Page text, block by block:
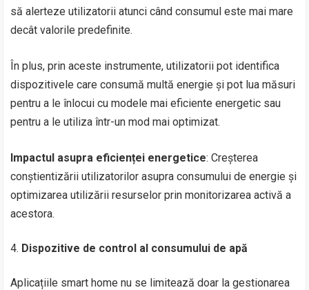
să alerteze utilizatorii atunci când consumul este mai mare
decât valorile predefinite.
În plus, prin aceste instrumente, utilizatorii pot identifica
dispozitivele care consumă multă energie și pot lua măsuri
pentru a le înlocui cu modele mai eficiente energetic sau
pentru a le utiliza într-un mod mai optimizat.
Impactul asupra eficienței energetice: Creșterea
conștientizării utilizatorilor asupra consumului de energie și
optimizarea utilizării resurselor prin monitorizarea activă a
acestora.
Dispozitive de control al consumului de apă
Aplicațiile smart home nu se limitează doar la gestionarea